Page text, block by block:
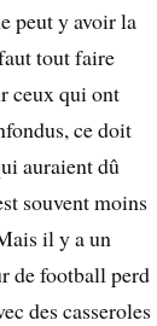
peut y avoir la
tout faire
ceux qui ont
ce doit
auraient dû
souvent moins
il y a un
de football perd
des casseroles